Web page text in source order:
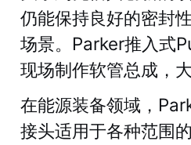
仍能保持良好的密封
场景。Parker推入式
现场制作软管总成，
在能源装备领域，
接头适用于各种范围